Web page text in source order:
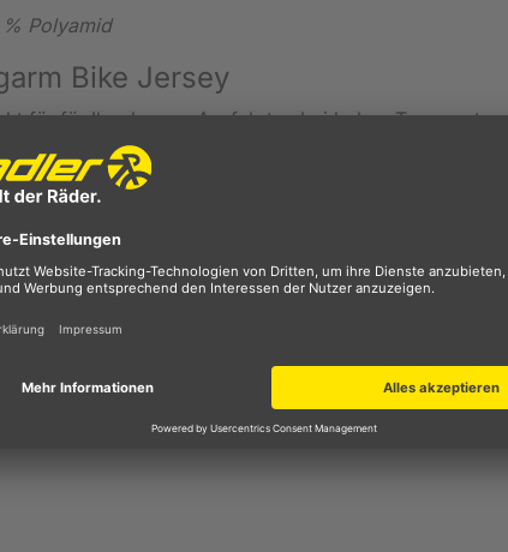
Polyamid
Bike Jersey
für für Ihre langen Ausfahrten bei hohen
atmungsaktiv, und an den Ärmel mit eine
hier mit einem zusätzlichen Sonnenschutz
Durch ein flexibles Panel wird der Inhalt
für mehr Volumen und einfachen Zugriff,
ein Durchhängen verhindert.
hält das Trikot stabil an Ort und Stelle und